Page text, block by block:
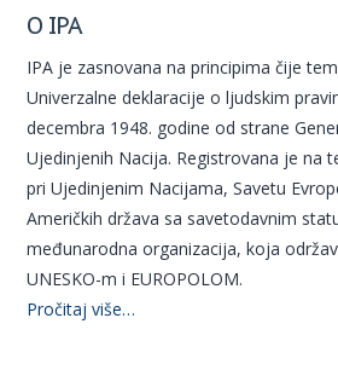
O IPA
IPA je zasnovana na principima čije
Univerzalne deklaracije o ljudskim
decembra 1948. godine od strane
Ujedinjenih Nacija. Registrovana je na
pri Ujedinjenim Nacijama, Savetu
Američkih država sa savetodavnim
međunarodna organizacija, koja
UNESKO-m i EUROPOLOM.
Pročitaj više…